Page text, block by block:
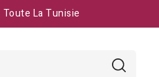
La Tunisie